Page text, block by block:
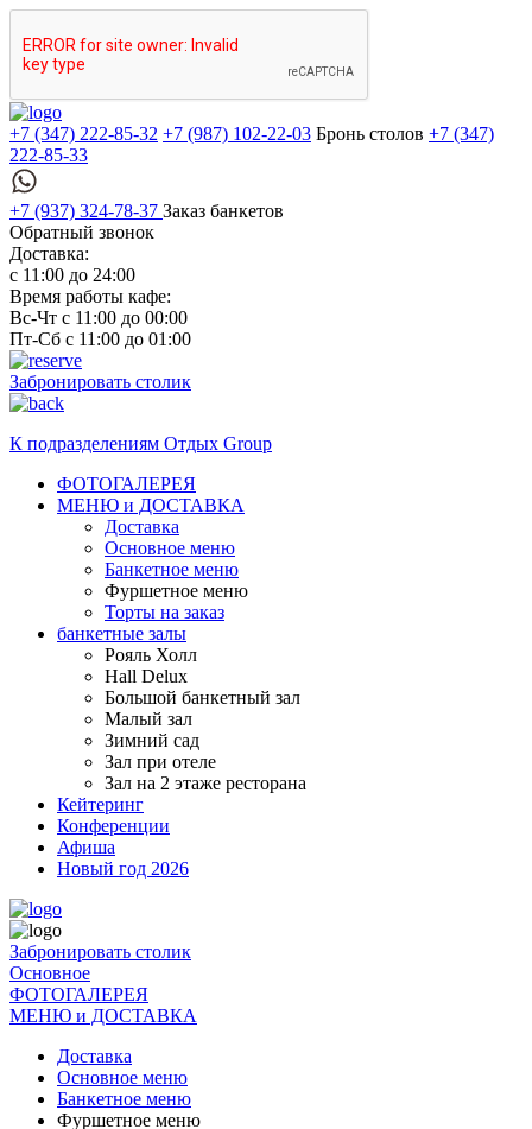
+7 (347) 222-85-32 +7 (987) 102-22-03 Бронь столов +7 (347)
222-85-33
+7 (937) 324-78-37 Заказ банкетов
Обратный звонок
Доставка:
с 11:00 до 24:00
Время работы кафе:
Вс-Чт с 11:00 до 00:00
Пт-Сб с 11:00 до 01:00
Забронировать столик
К подразделениям Отдых Group
ФОТОГАЛЕРЕЯ
МЕНЮ и ДОСТАВКА
Доставка
Основное меню
Банкетное меню
Фуршетное меню
Торты на заказ
банкетные залы
Рояль Холл
Hall Delux
Большой банкетный зал
Малый зал
Зимний сад
Зал при отеле
Зал на 2 этаже ресторана
Кейтеринг
Конференции
Афиша
Новый год 2026
Забронировать столик
Основное
ФОТОГАЛЕРЕЯ
МЕНЮ и ДОСТАВКА
Доставка
Основное меню
Банкетное меню
Фуршетное меню